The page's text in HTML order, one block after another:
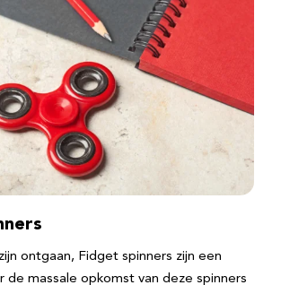
ontgaan, Fidget spinners zijn een
de massale opkomst van deze spinners